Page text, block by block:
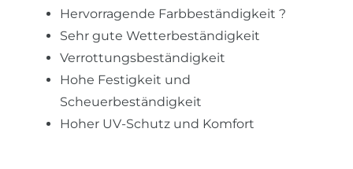
Hervorragende Farbbeständigkeit ?
Sehr gute Wetterbeständigkeit
Verrottungsbeständigkeit
Hohe Festigkeit und
Scheuerbeständigkeit
Hoher UV-Schutz und Komfort